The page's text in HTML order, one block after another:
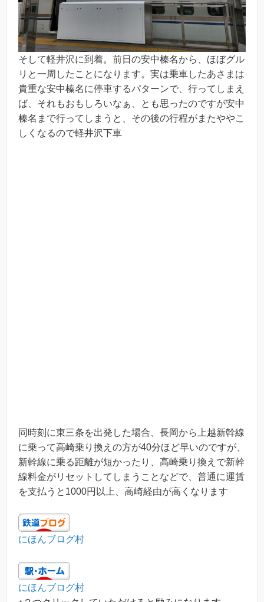
そして軽井沢に到着。前日の安中榛名から、ほぼグル
リと一周したことになります。実は乗車したあさまは
貴重な安中榛名に停車するパターンで、行ってしまえ
ば、それもおもしろいなぁ、とも思ったのですが安中
榛名まで行ってしまうと、その後の行程がまたややこ
しくなるので軽井沢下車
同時刻に東三条を出発した場合、長岡から上越新幹線
に乗って高崎乗り換えの方が40分ほど早いのですが、
新幹線に乗る距離が短かったり、高崎乗り換えで新幹
線料金がリセットしてしまうことなどで、普通に運賃
を支払うと1000円以上、高崎経由が高くなります
にほんブログ村
にほんブログ村